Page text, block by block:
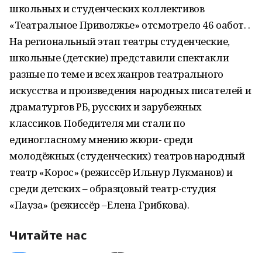
школьных и студенческих коллективов
«Театральное Приволжье» отсмотрело 46 оабот. .
На региональный этап театры студенческие,
школьные (детские) представили спектакли
разные по теме и всех жанров театрального
искусства и произведения народных писателей и
драматургов РБ, русских и зарубежных
классиков. Победителя ми стали по
единогласному мнению жюри- среди
молодёжных (студенческих) театров народный
театр «Корос» (режиссёр Ильнур Лукманов) и
среди детских – образцовый театр-студия
«Пауза» (режиссёр –Елена Грибкова).
Читайте нас